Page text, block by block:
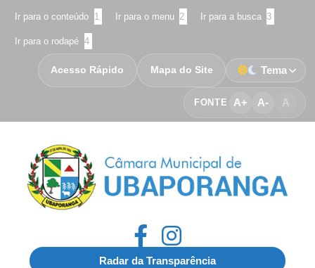
Ir para o conteúdo 1 Ir para o menu 2 Ir para a busca 3
Ir para o rodapé 4
FONTE A+ A- A
Acesso Rápido Mapa do Site Tema
Radar da Transparência